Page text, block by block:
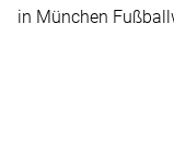
in München